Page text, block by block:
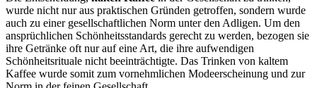
wurde nicht nur aus praktischen Gründen getroffen, sondern wurde
auch zu einer gesellschaftlichen Norm unter den Adligen. Um den
ansprüchlichen Schönheitsstandards gerecht zu werden, bezogen sie
ihre Getränke oft nur auf eine Art, die ihre aufwendigen
Schönheitsrituale nicht beeinträchtigte. Das Trinken von kaltem
Kaffee wurde somit zum vornehmlichen Modeerscheinung und zur